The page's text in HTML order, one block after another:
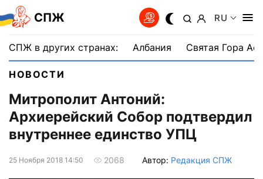
СПЖ RU
СПЖ в других странах: Албания Святая Гора
НОВОСТИ
Митрополит Антоний:
Архиерейский Собор подтвердил
внутреннее единство УПЦ
25 Ноября 2018 14:50 2068 Автор: Редакция СПЖ